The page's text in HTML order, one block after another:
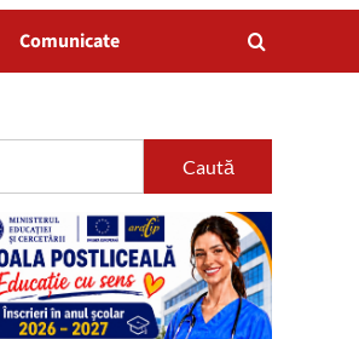
Comunicate